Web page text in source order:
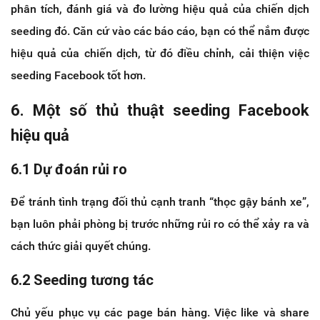
phân tích, đánh giá và đo lường hiệu quả của chiến dịch
seeding đó. Căn cứ vào các báo cáo, bạn có thể nắm được
hiệu quả của chiến dịch, từ đó điều chỉnh, cải thiện việc
seeding Facebook tốt hơn.
6. Một số thủ thuật seeding Facebook
hiệu quả
6.1 Dự đoán rủi ro
Để tránh tình trạng đối thủ cạnh tranh “thọc gậy bánh xe”,
bạn luôn phải phòng bị trước những rủi ro có thể xảy ra và
cách thức giải quyết chúng.
6.2 Seeding tương tác
Chủ yếu phục vụ các page bán hàng. Việc like và share